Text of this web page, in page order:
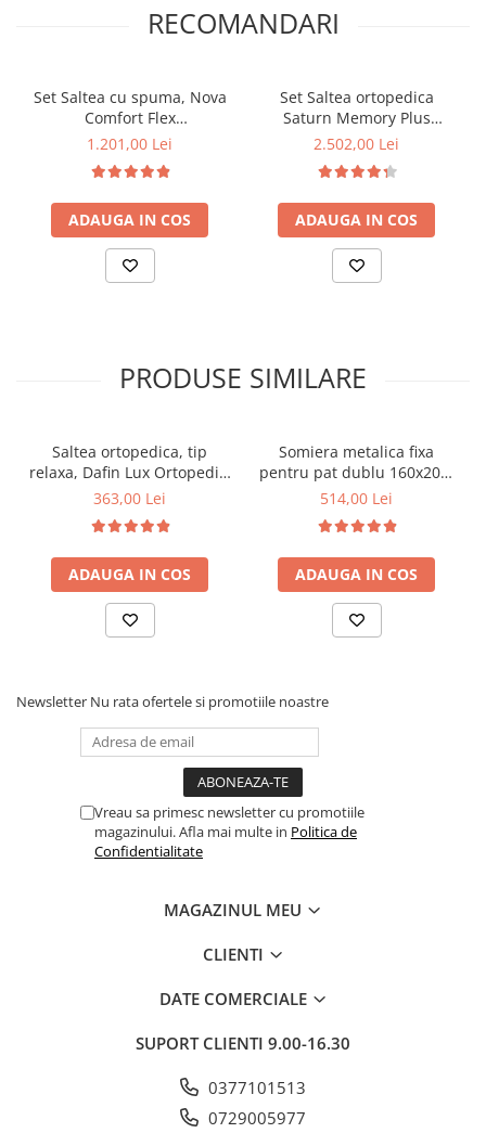
RECOMANDARI
Set Saltea cu spuma, Nova
Comfort Flex
140x200x20cm, fermitate
detasabila, Saltsib plus
pilota vara, microfibra,
lavabila la 95°C, 180x200cm
1.201,00 Lei
ADAUGA IN COS
Set Saltea ortopedica
Saturn Memory Plus
Comfort 160x200x20cm,
memory foam 4 cm, husa
hipoalergenica, fermitate
mediu-tare, Pachet textile
Avantaj, 2 perne 50x70cm
antialergice, husa lavabila
95°C, pilota iarna, densitate
2.502,00 Lei
ADAUGA IN COS
PRODUSE SIMILARE
Saltea ortopedica, tip
relaxa, Dafin Lux Ortopedic,
90x200x21cm, fermitate
tip Bonell, fata vara-iarna,
sistem de aerisire cu
butoni, Salt Confort
363,00 Lei
ADAUGA IN COS
Somiera metalica fixa
pentru pat dublu 160x200,
6 picioare, 32 lamele lemn
saltea ferm, negru
514,00 Lei
ADAUGA IN COS
Newsletter Nu rata ofertele si promotiile noastre
Vreau sa primesc newsletter cu promotiile
magazinului. Afla mai multe in Politica de
Confidentialitate
MAGAZINUL MEU
CLIENTI
DATE COMERCIALE
SUPORT CLIENTI 9.00-16.30
0377101513
0729005977